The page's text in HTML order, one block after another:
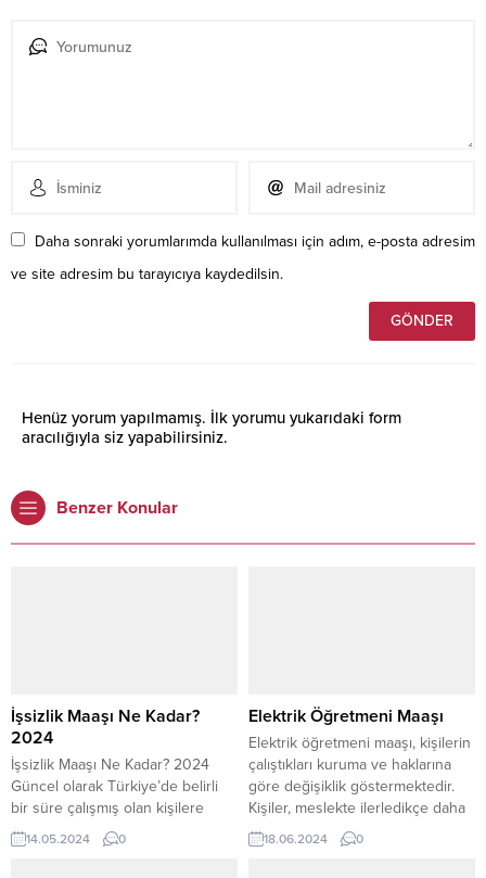
Daha sonraki yorumlarımda kullanılması için adım, e-posta adresim
ve site adresim bu tarayıcıya kaydedilsin.
Henüz yorum yapılmamış. İlk yorumu yukarıdaki form
aracılığıyla siz yapabilirsiniz.
Benzer Konular
İşsizlik Maaşı Ne Kadar?
2024
İşsizlik Maaşı Ne Kadar? 2024
Güncel olarak Türkiye’de belirli
bir süre çalışmış olan kişilere
haksız bir şekilde işten çıkarıldığı
zaman işsizlik maaşı
14.05.2024 0
Elektrik Öğretmeni Maaşı
Elektrik öğretmeni maaşı, kişilerin
çalıştıkları kuruma ve haklarına
göre değişiklik göstermektedir.
Kişiler, meslekte ilerledikçe daha
kıdemli bir öğretmen olarak
çalışmaktadır. Genel olarak
18.06.2024 0